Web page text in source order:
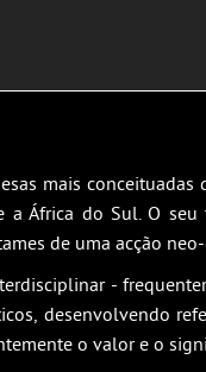
mais
a África do Sul. O
de uma acção
-
desenvolvendo
o valor e o